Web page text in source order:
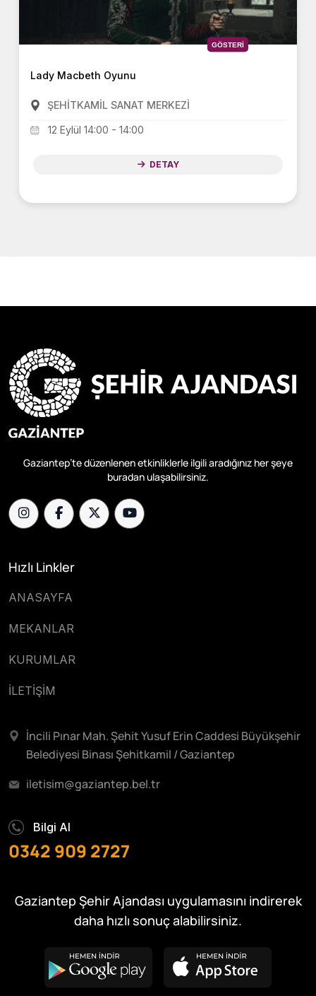
GÖSTERI
Lady Macbeth Oyunu
ŞEHİTKAMİL SANAT MERKEZİ
12 Eylül 14:00 - 14:00
DETAY
Gaziantep’te düzenlenen etkinliklerle ilgili aradığınız her şeye
buradan ulaşabilirsiniz.
Hızlı Linkler
ANASAYFA
MEKANLAR
KURUMLAR
İLETİŞİM
İncili Pınar Mah. Şehit Yusuf Erin Caddesi Büyükşehir
Belediyesi Binası Şehitkamil / Gaziantep
iletisim@gaziantep.bel.tr
Bilgi Al
0342 909 2727
Gaziantep Şehir Ajandası uygulamasını indirerek
daha hızlı sonuç alabilirsiniz.